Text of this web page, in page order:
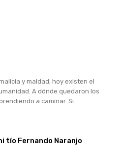
y maldad, hoy existen el
A dónde quedaron los
a caminar. Si...
tío Fernando Naranjo